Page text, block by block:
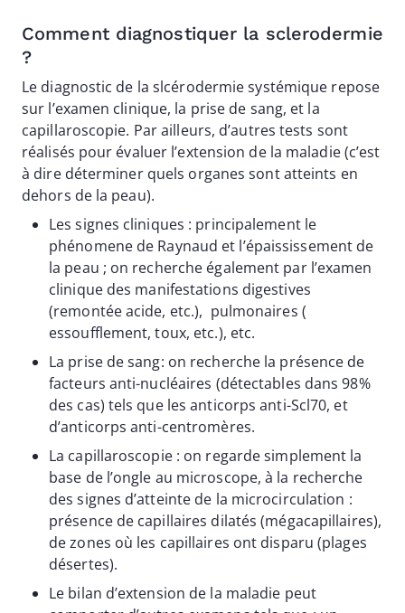
Comment diagnostiquer la sclerodermie
?
Le diagnostic de la slcérodermie systémique repose
sur l’examen clinique, la prise de sang, et la
capillaroscopie. Par ailleurs, d’autres tests sont
réalisés pour évaluer l’extension de la maladie (c’est
à dire déterminer quels organes sont atteints en
dehors de la peau).
Les signes cliniques : principalement le
phénomene de Raynaud et l’épaississement de
la peau ; on recherche également par l’examen
clinique des manifestations digestives
(remontée acide, etc.), pulmonaires (
essoufflement, toux, etc.), etc.
La prise de sang: on recherche la présence de
facteurs anti-nucléaires (détectables dans 98%
des cas) tels que les anticorps anti-Scl70, et
d’anticorps anti-centromères.
La capillaroscopie : on regarde simplement la
base de l’ongle au microscope, à la recherche
des signes d’atteinte de la microcirculation :
présence de capillaires dilatés (mégacapillaires),
de zones où les capillaires ont disparu (plages
désertes).
Le bilan d’extension de la maladie peut